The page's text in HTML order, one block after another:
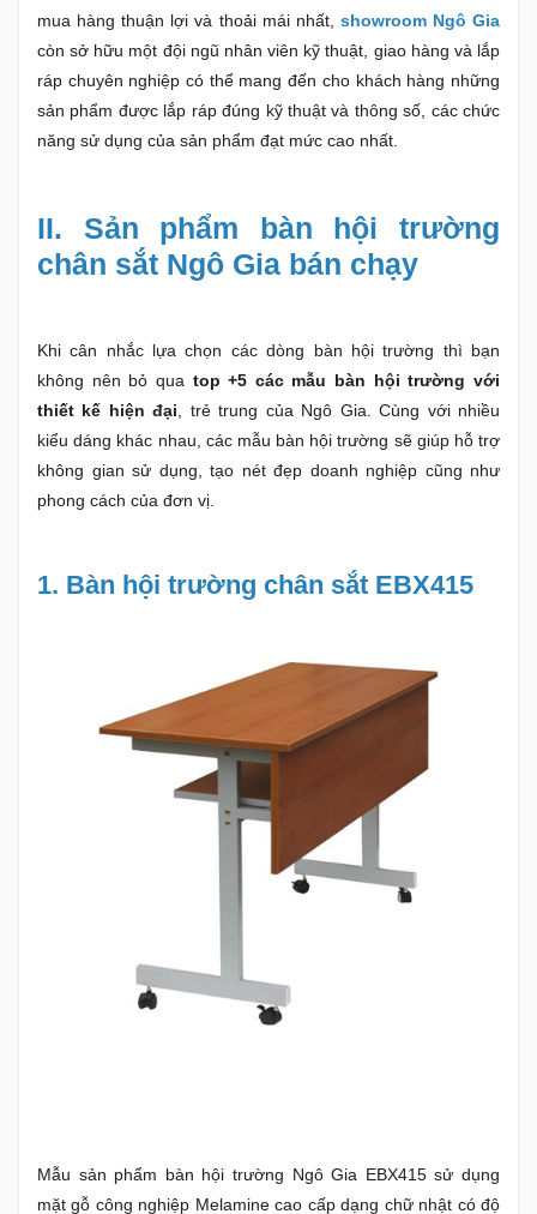
mua hàng thuận lợi và thoải mái nhất, showroom Ngô Gia
còn sở hữu một đội ngũ nhân viên kỹ thuật, giao hàng và lắp
ráp chuyên nghiệp có thể mang đến cho khách hàng những
sản phẩm được lắp ráp đúng kỹ thuật và thông số, các chức
năng sử dụng của sản phẩm đạt mức cao nhất.
II. Sản phẩm bàn hội trường
chân sắt Ngô Gia bán chạy
Khi cân nhắc lựa chọn các dòng bàn hội trường thì bạn
không nên bỏ qua top +5 các mẫu bàn hội trường với
thiết kế hiện đại , trẻ trung của Ngô Gia. Cùng với nhiều
kiểu dáng khác nhau, các mẫu bàn hội trường sẽ giúp hỗ trợ
không gian sử dụng, tạo nét đẹp doanh nghiệp cũng như
phong cách của đơn vị.
1. Bàn hội trường chân sắt EBX415
Mẫu sản phẩm bàn hội trường Ngô Gia EBX415 sử dụng
mặt gỗ công nghiệp Melamine cao cấp dạng chữ nhật có độ